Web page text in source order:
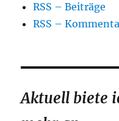
RSS – Beiträge
RSS –
Aktuell biete